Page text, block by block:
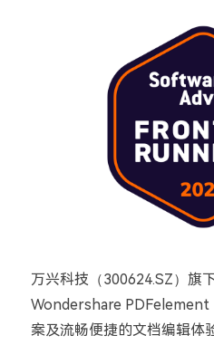
万兴科技（300624.SZ）旗
Wondershare PDFelement
案及流畅便捷的文档编辑体